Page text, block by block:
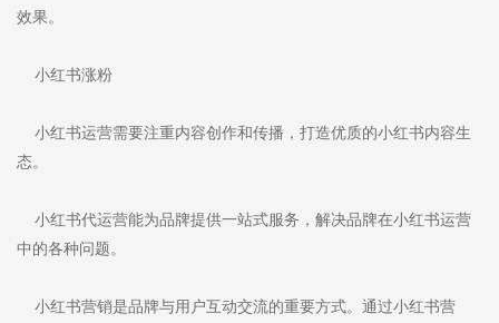
效果。
小红书涨粉
小红书运营需要注重内容创作和传播，打造优质的小红书内容生
态。
小红书代运营能为品牌提供一站式服务，解决品牌在小红书运营
中的各种问题。
小红书营销是品牌与用户互动交流的重要方式。通过小红书营